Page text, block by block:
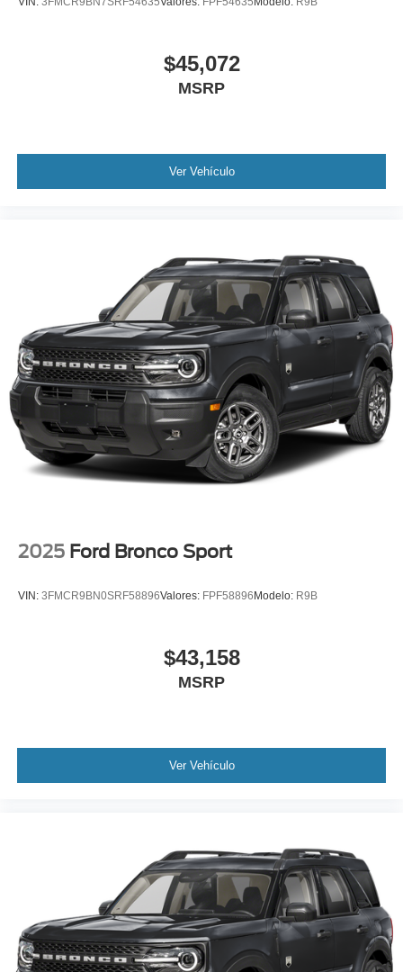
$45,072
MSRP
Ver Vehículo
2025 Ford Bronco Sport
VIN: 3FMCR9BN0SRF58896Valores: FPF58896Modelo: R9B
$43,158
MSRP
Ver Vehículo